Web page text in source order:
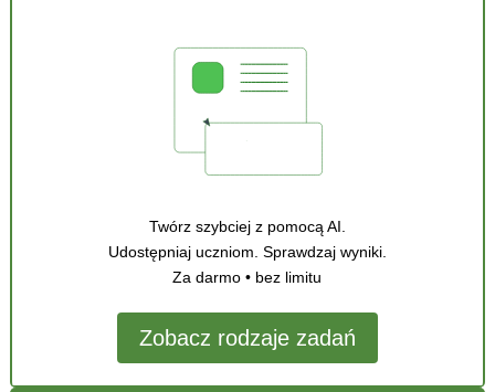
Twórz szybciej z pomocą AI.
Udostępniaj uczniom. Sprawdzaj wyniki.
Za darmo • bez limitu
Zobacz rodzaje zadań